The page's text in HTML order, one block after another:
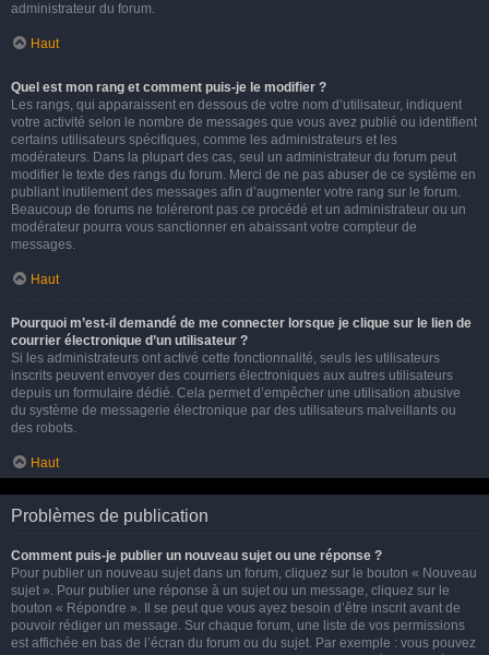
administrateur du forum.
Haut
Quel est mon rang et comment puis-je le modifier ?
Les rangs, qui apparaissent en dessous de votre nom d’utilisateur, indiquent
votre activité selon le nombre de messages que vous avez publié ou identifient
certains utilisateurs spécifiques, comme les administrateurs et les
modérateurs. Dans la plupart des cas, seul un administrateur du forum peut
modifier le texte des rangs du forum. Merci de ne pas abuser de ce système en
publiant inutilement des messages afin d’augmenter votre rang sur le forum.
Beaucoup de forums ne toléreront pas ce procédé et un administrateur ou un
modérateur pourra vous sanctionner en abaissant votre compteur de
messages.
Haut
Pourquoi m’est-il demandé de me connecter lorsque je clique sur le lien de
courrier électronique d’un utilisateur ?
Si les administrateurs ont activé cette fonctionnalité, seuls les utilisateurs
inscrits peuvent envoyer des courriers électroniques aux autres utilisateurs
depuis un formulaire dédié. Cela permet d’empêcher une utilisation abusive
du système de messagerie électronique par des utilisateurs malveillants ou
des robots.
Haut
Problèmes de publication
Comment puis-je publier un nouveau sujet ou une réponse ?
Pour publier un nouveau sujet dans un forum, cliquez sur le bouton « Nouveau
sujet ». Pour publier une réponse à un sujet ou un message, cliquez sur le
bouton « Répondre ». Il se peut que vous ayez besoin d’être inscrit avant de
pouvoir rédiger un message. Sur chaque forum, une liste de vos permissions
est affichée en bas de l’écran du forum ou du sujet. Par exemple : vous pouvez